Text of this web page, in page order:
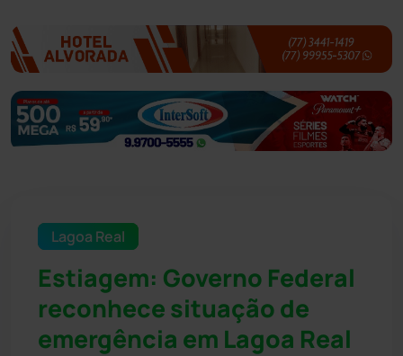
Lagoa Real
Estiagem: Governo Federal
reconhece situação de
emergência em Lagoa Real